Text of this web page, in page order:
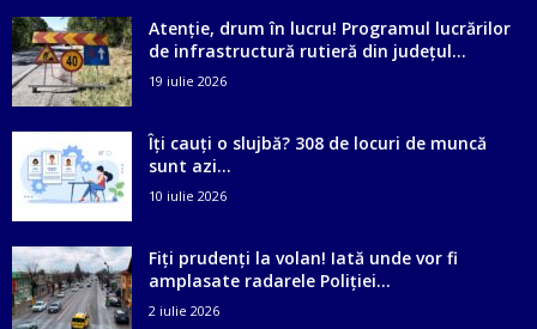
Atenție, drum în lucru! Programul lucrărilor
de infrastructură rutieră din județul...
19 iulie 2026
Îți cauți o slujbă? 308 de locuri de muncă
sunt azi...
10 iulie 2026
Fiți prudenți la volan! Iată unde vor fi
amplasate radarele Poliției...
2 iulie 2026